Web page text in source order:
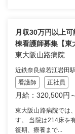
月収30万円以上
棟看護師募集【東
東大阪山路病院
近鉄奈良線若江岩田駅
看護師
正社員
月給：320,500円
東大阪山路病院では
す。 当院は214床を
復期、療養まで...